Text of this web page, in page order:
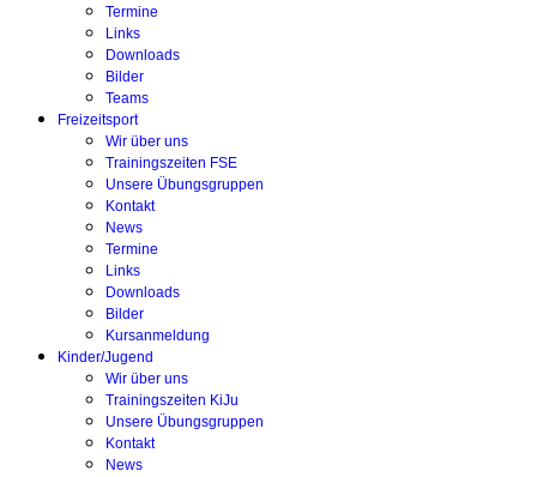
Termine
Links
Downloads
Bilder
Teams
Freizeitsport
Wir über uns
Trainingszeiten FSE
Unsere Übungsgruppen
Kontakt
News
Termine
Links
Downloads
Bilder
Kursanmeldung
Kinder/Jugend
Wir über uns
Trainingszeiten KiJu
Unsere Übungsgruppen
Kontakt
News